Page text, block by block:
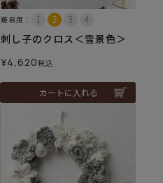
難易度：
刺し子のクロス＜雪景色＞
¥4,620税込
カートに入れる